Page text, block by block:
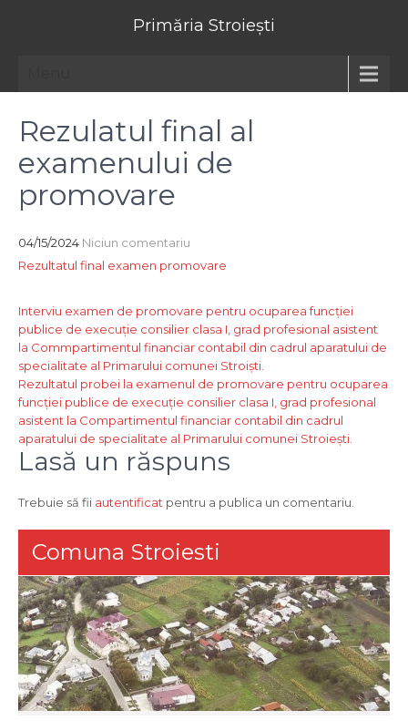
Primăria Stroiești
Rezulatul final al
examenului de
promovare
04/15/2024 Niciun comentariu
Rezultatul final examen promovare
Navigare
în
articole
Interviu examen de promovare pentru ocuparea funcției
publice de execuție consilier clasa I, grad profesional asistent
la Commpartimentul financiar contabil din cadrul aparatului de
specialitate al Primarului comunei Stroiști.
Rezultatul probei la examenul de promovare pentru ocuparea
funcției publice de execuție consilier clasa I, grad profesional
asistent la Compartimentul financiar contabil din cadrul
aparatului de specialitate al Primarului comunei Stroiești.
Lasă un răspuns
Trebuie să fii autentificat pentru a publica un comentariu.
Comuna Stroiesti